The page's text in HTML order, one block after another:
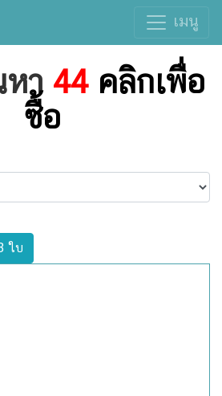
เมนู
หา 44 คลิกเพื่อ
ซื้อ
ใบ